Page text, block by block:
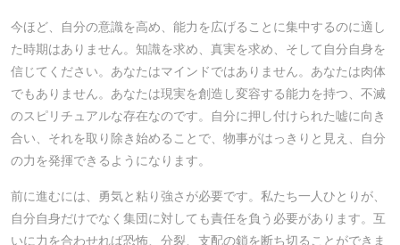
今ほど、自分の意識を高め、能力を広げることに集中するのに適し
た時期はありません。知識を求め、真実を求め、そして自分自身を
信じてください。あなたはマインドではありません。あなたは肉体
でもありません。あなたは現実を創造し変容する能力を持つ、不滅
のスピリチュアルな存在なのです。自分に押し付けられた嘘に向き
合い、それを取り除き始めることで、物事がはっきりと見え、自分
の力を発揮できるようになります。
前に進むには、勇気と粘り強さが必要です。私たち一人ひとりが、
自分自身だけでなく集団に対しても責任を負う必要があります。互
いに力を合わせれば恐怖、分裂、支配の鎖を断ち切ることができま